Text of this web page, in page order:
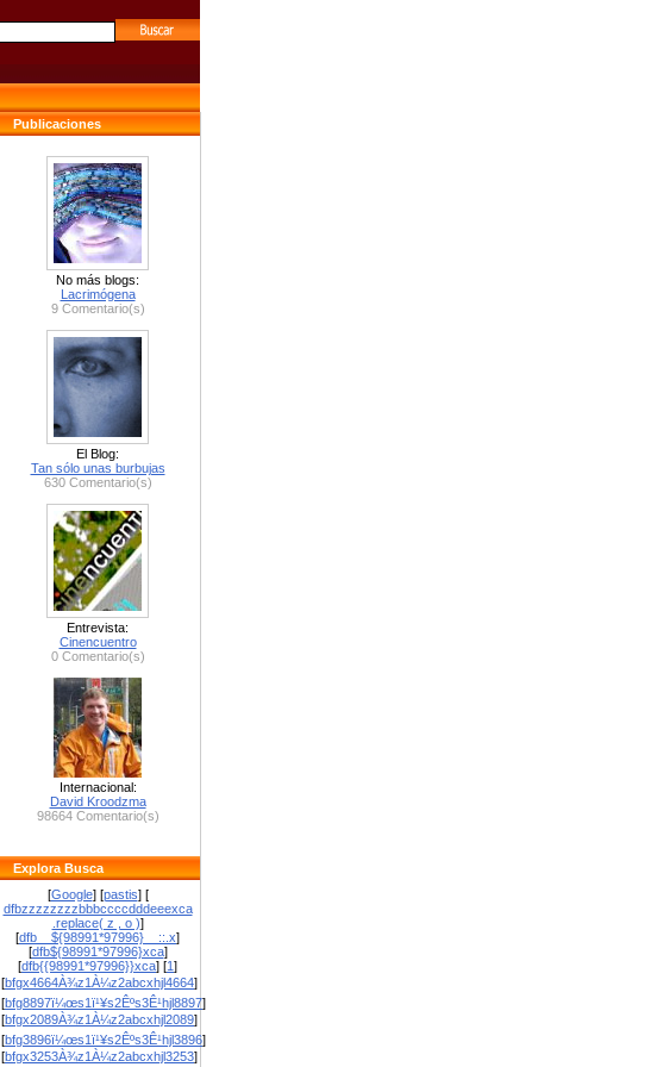
Publicaciones
No más blogs:
Lacrimógena
9 Comentario(s)
El Blog:
Tan sólo unas burbujas
630 Comentario(s)
Entrevista:
Cinencuentro
0 Comentario(s)
Internacional:
David Kroodzma
98664 Comentario(s)
Explora Busca
[Google] [pastis] [
dfbzzzzzzzzbbbccccdddeeexca
.replace( z , o )]
[dfb__${98991*97996}__::.x]
[dfb${98991*97996}xca]
[dfb{{98991*97996}}xca] [1]
[bfgx4664À¾z1À¼z2abcxhjl4664]
[bfg8897ï¼œs1ï¹¥s2Êºs3Ê¹hjl8897]
[bfgx2089À¾z1À¼z2abcxhjl2089]
[bfg3896ï¼œs1ï¹¥s2Êºs3Ê¹hjl3896]
[bfgx3253À¾z1À¼z2abcxhjl3253]